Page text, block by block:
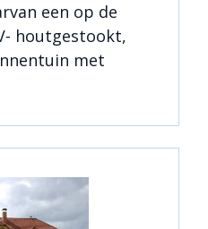
een op de
houtgestookt,
met